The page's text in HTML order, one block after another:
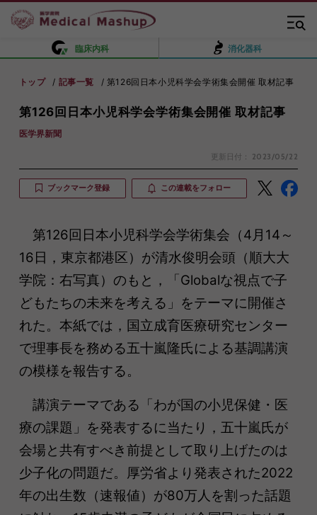
臨床内科 消化器科
トップ 記事一覧 第126回日本小児科学会学術集会開催 取材記事
第126回日本小児科学会学術集会開催 取材記事
医学界新聞
更新日付： 2023/05/22
ブックマーク登録 この連載をフォロー
第126回日本小児科学会学術集会（4月14～
16日，東京都港区）が清水俊明会頭（順大大
学院：右写真）のもと，「Globalな視点で子
どもたちの未来を考える」をテーマに開催さ
れた。本紙では，国立成育医療研究センター
で理事長を務める五十嵐隆氏による基調講演
の模様を報告する。
講演テーマである「わが国の小児保健・医
療の課題」を発表するに当たり，五十嵐氏が
会場と共有すべき前提として取り上げたのは
少子化の問題だ。厚労省より発表された2022
年の出生数（速報値）が80万人を割った話題